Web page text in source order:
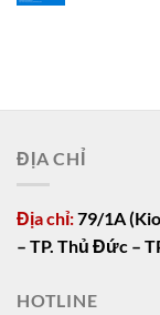
ĐỊA CHỈ
Địa chỉ:79/1A
– TP. Thủ Đức –
HOTLINE